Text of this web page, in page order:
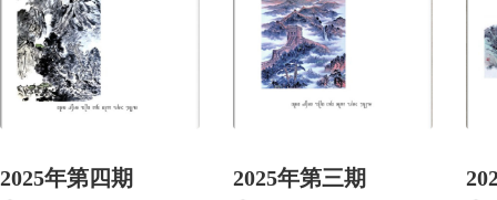
2025年第四期 2025年第三期